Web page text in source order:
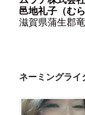
邑地礼子（む
滋賀県蒲生郡
ネーミングライ